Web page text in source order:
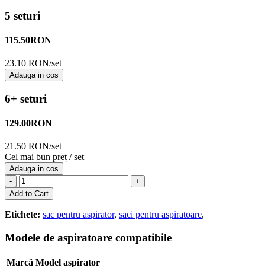
5 seturi
115.50RON
23.10 RON/set
Adauga in cos
6+ seturi
129.00RON
21.50 RON/set
Cel mai bun preț / set
Adauga in cos
-
+
Add to Cart
Etichete: sac pentru aspirator, saci pentru aspiratoare,
Modele de aspiratoare compatibile
Marcă Model aspirator